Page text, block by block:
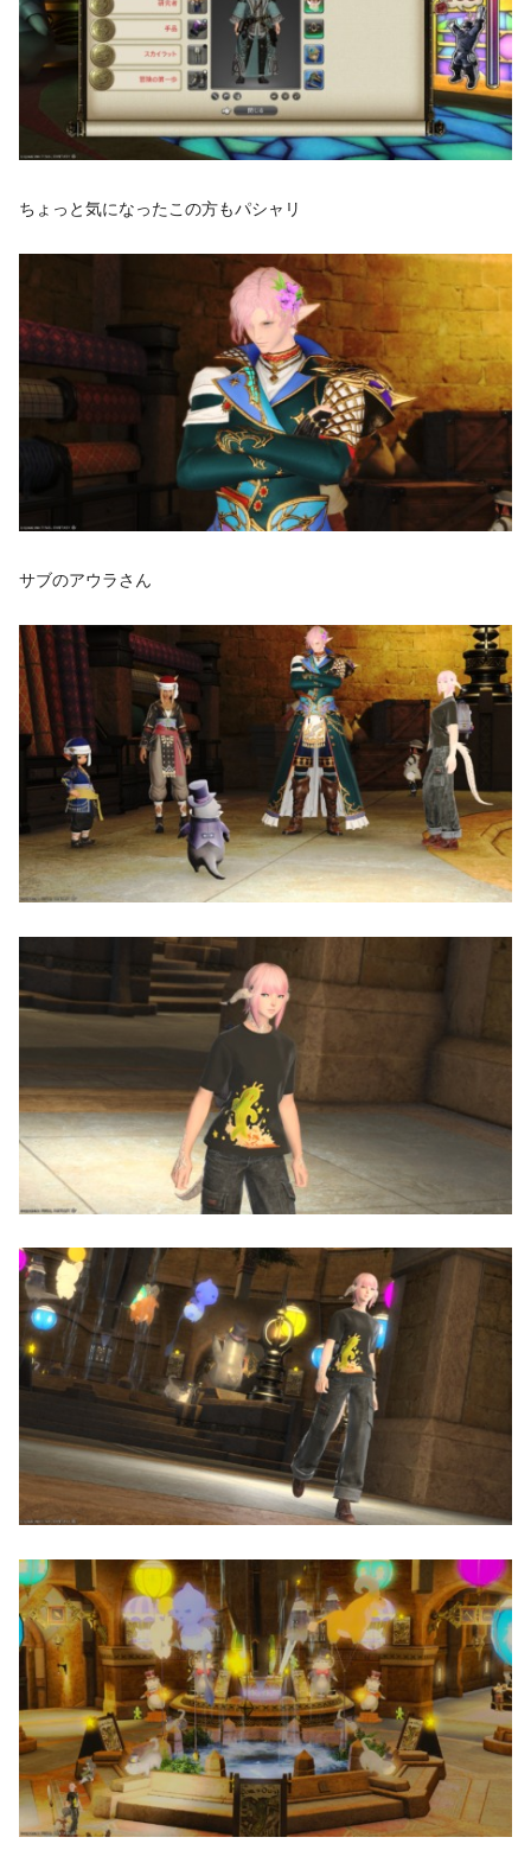
ちょっと気になったこの方もパシャリ
サブのアウラさん